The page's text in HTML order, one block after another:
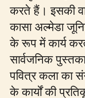
करते हैं। इसकी
कासा अल्मेडा
के रूप में कार्य
सार्वजनिक
पवित्र कला का
के कार्यों की